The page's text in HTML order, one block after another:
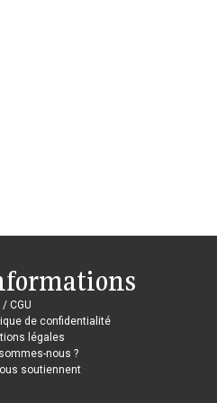
/ CGU
de confidentialité
légales
nous ?
soutiennent